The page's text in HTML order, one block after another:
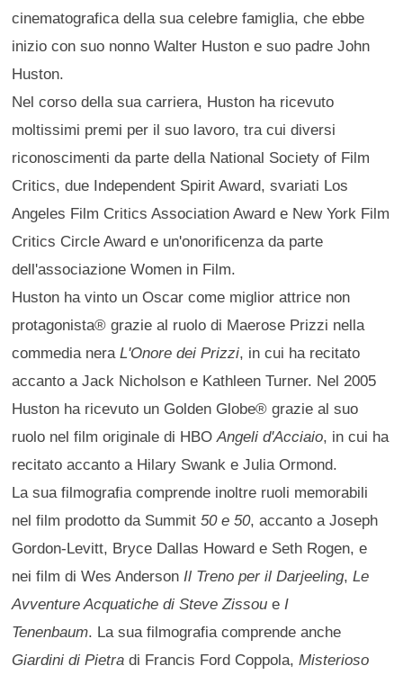
cinematografica della sua celebre famiglia, che ebbe
inizio con suo nonno Walter Huston e suo padre John
Huston.
Nel corso della sua carriera, Huston ha ricevuto
moltissimi premi per il suo lavoro, tra cui diversi
riconoscimenti da parte della National Society of Film
Critics, due Independent Spirit Award, svariati Los
Angeles Film Critics Association Award e New York Film
Critics Circle Award e un'onorificenza da parte
dell'associazione Women in Film.
Huston ha vinto un Oscar come miglior attrice non
protagonista® grazie al ruolo di Maerose Prizzi nella
commedia neraL'Onore dei Prizzi, in cui ha recitato
accanto a Jack Nicholson e Kathleen Turner. Nel 2005
Huston ha ricevuto un Golden Globe® grazie al suo
ruolo nel film originale di HBOAngeli d'Acciaio, in cui ha
recitato accanto a Hilary Swank e Julia Ormond.
La sua filmografia comprende inoltre ruoli memorabili
nel film prodotto da Summit50 e 50, accanto a Joseph
Gordon-Levitt, Bryce Dallas Howard e Seth Rogen, e
nei film di Wes Anderson Il Treno per il Darjeeling,Le
Avventure Acquatiche di Steve Zissou e I
Tenenbaum. La sua filmografia comprende anche
Giardini di Pietra di Francis Ford Coppola,Misterioso